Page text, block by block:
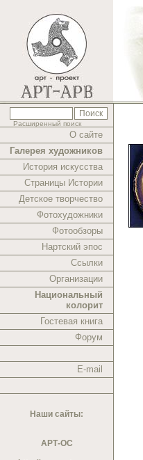
Расширенный поиск
О сайте
Галерея художников
История искусства
Страницы Истории
Детское творчество
Фотохудожники
Фотообзоры
Нартский эпос
Ссылки
Организации
Национальный
колорит
Гостевая книга
Форум
E-mail
Наши сайты:
АРТ-ОС